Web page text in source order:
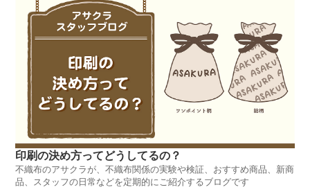
印刷の決め方ってどうしてるの？
不織布のアサクラが、不織布関係の実験や検証、おすすめ商品、新商
品、スタッフの日常などを定期的にご紹介するブログです